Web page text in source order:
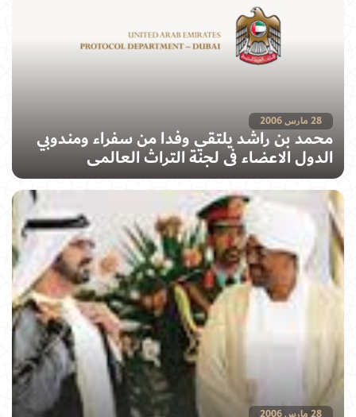
28 مارس 2006
محمد بن راشد يلتقي وفدا من سفراء ومندوبي
الدول الاعضاء في لجنة التراث العالمي